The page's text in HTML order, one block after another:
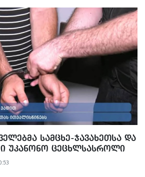
ᲡᲐᲛᲪᲮᲔ-ᲯᲐᲕᲐᲮᲔᲗᲡᲐ ᲓᲐ
ᲣᲙᲐᲜᲝᲜᲝ ᲪᲔᲪᲮᲚᲡᲐᲡᲠᲝᲚᲘ
ᲛᲐᲡᲐᲚᲐ ᲐᲛᲝᲘᲦᲔᲡ